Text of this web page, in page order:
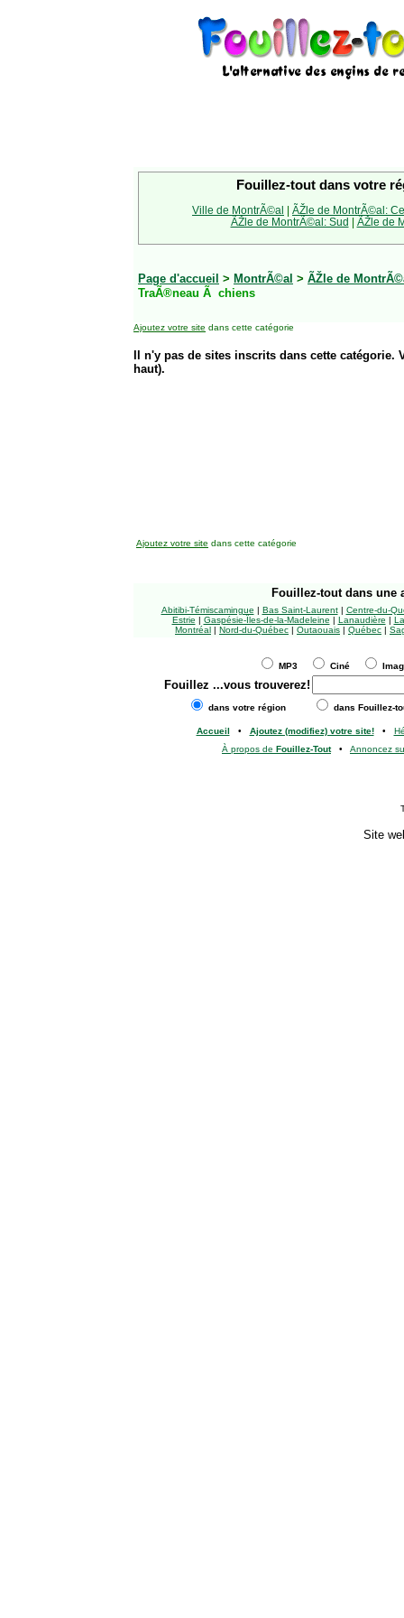
Fouillez-tout dans votre
Ville de MontrÃ©al | ÃŽle de MontrÃ©al:
ÃŽle de MontrÃ©al: Sud | ÃŽle de
Page d'accueil > MontrÃ©al > ÃŽle de
TraÃ®neau Ã chiens
Ajoutez votre site dans cette catégorie
Il n'y pas de sites inscrits dans cette
haut).
Ajoutez votre site dans cette catégorie
Fouillez-tout dans une
Abitibi-Témiscamingue | Bas Saint-Laurent| Centre-du-
Estrie | Gaspésie-Îles-de-la-Madeleine | Lanaudière |
Montréal | Nord-du-Québec | Outaouais | Québec |
MP3 Ciné
Fouillez ...vous trouverez!
dans votre région dans Fouillez-
Accueil • Ajoutez (modifiez) votre site!•
À propos de Fouillez-Tout• Annoncez
Site